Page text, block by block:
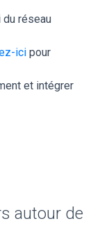
réseau
ici pour
et intégrer
autour de